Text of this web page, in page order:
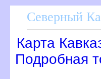
Северный
Карта
Подробная